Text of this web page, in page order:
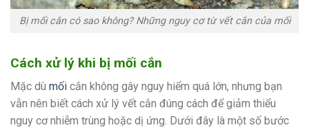
Bị mối cắn có sao không? Những nguy cơ từ vết cắn của mối
Cách xử lý khi bị mối cắn
Mặc dù mối cắn không gây nguy hiểm quá lớn, nhưng bạn
vẫn nên biết cách xử lý vết cắn đúng cách để giảm thiểu
nguy cơ nhiễm trùng hoặc dị ứng. Dưới đây là một số bước